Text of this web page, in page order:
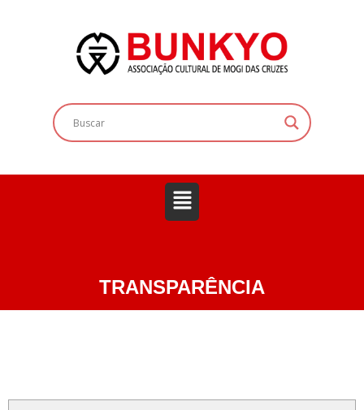
TRANSPARÊNCIA